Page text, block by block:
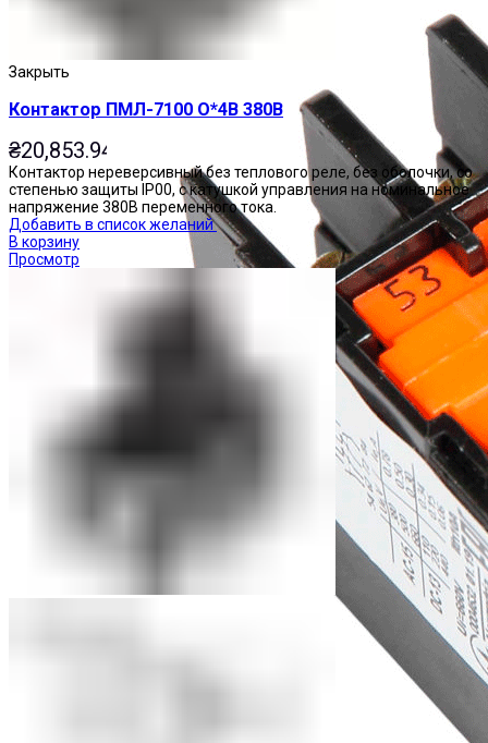
Закрыть
Контактор ПМЛ-7100 О*4В 380В
₴20,853.94
Контактор нереверсивный без теплового реле, без оболочки, со
степенью защиты IP00, с катушкой управления на номинальное
напряжение 380В переменного тока.
Добавить в список желаний
В корзину
Просмотр